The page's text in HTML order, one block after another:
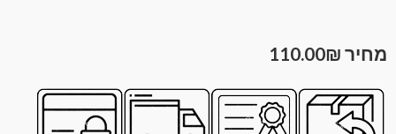
110.00₪